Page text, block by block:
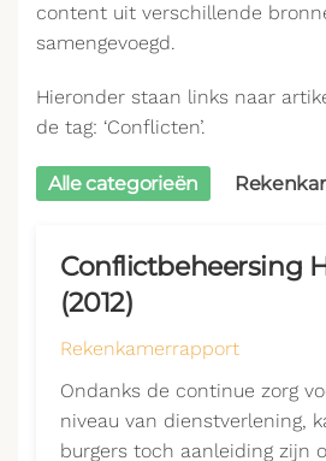
content uit verschillende
samengevoegd.
Hieronder staan links naar
de tag: ‘Conflicten’.
Alle categorieën
Conflictbeheersing
(2012)
Rekenkamerrapport
Ondanks de continue zorg
niveau van dienstverlening,
burgers toch aanleiding zijn